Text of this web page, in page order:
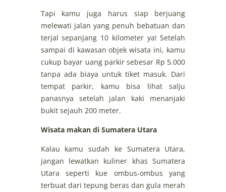
Tapi kamu juga harus siap berjuang
melewati jalan yang penuh bebatuan dan
terjal sepanjang 10 kilometer ya! Setelah
sampai di kawasan objek wisata ini, kamu
cukup bayar uang parkir sebesar Rp 5.000
tanpa ada biaya untuk tiket masuk. Dari
tempat parkir, kamu bisa lihat salju
panasnya setelah jalan kaki menanjaki
bukit sejauh 200 meter.
Wisata makan di Sumatera Utara
Kalau kamu sudah ke Sumatera Utara,
jangan lewatkan kuliner khas Sumatera
Utara seperti kue ombus-ombus yang
terbuat dari tepung beras dan gula merah